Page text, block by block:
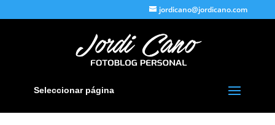
jordicano@jordicano.com
Seleccionar página